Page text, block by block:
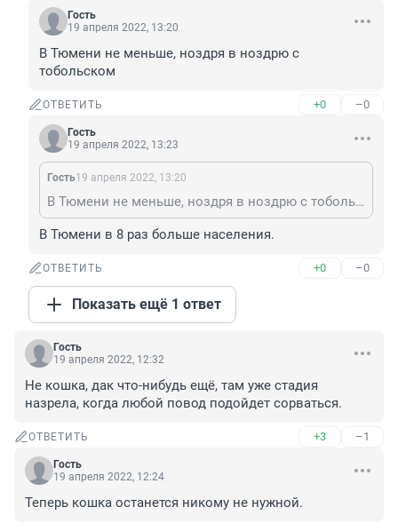
Гость
19 апреля 2022, 13:20
В Тюмени не меньше, ноздря в ноздрю с
тобольском
ОТВЕТИТЬ +0 –0
Гость
19 апреля 2022, 13:23
Гость19 апреля 2022, 13:20
В Тюмени не меньше, ноздря в ноздрю с тобольском
В Тюмени в 8 раз больше населения.
ОТВЕТИТЬ +0 –0
Показать ещё 1 ответ
Гость
19 апреля 2022, 12:32
Не кошка, дак что-нибудь ещё, там уже стадия
назрела, когда любой повод подойдет сорваться.
ОТВЕТИТЬ +3 –1
Гость
19 апреля 2022, 12:24
Теперь кошка останется никому не нужной.